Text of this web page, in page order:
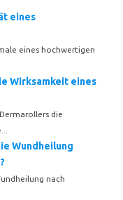
eines
eines hochwertigen
Wirksamkeit eines
die
Wundheilung
nach